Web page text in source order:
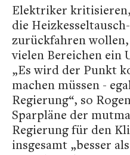
Elektriker kritisieren,
die
zurückfahren wollen,
vielen Bereichen ein
„Es wird der Punkt
machen müssen -
Regierung“, so
Sparpläne der
Regierung für den
insgesamt „besser